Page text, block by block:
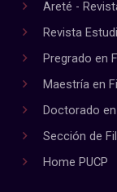
Areté -
Revista
Pregrado en
Maestría en
Doctorado
Sección de
Home PUCP